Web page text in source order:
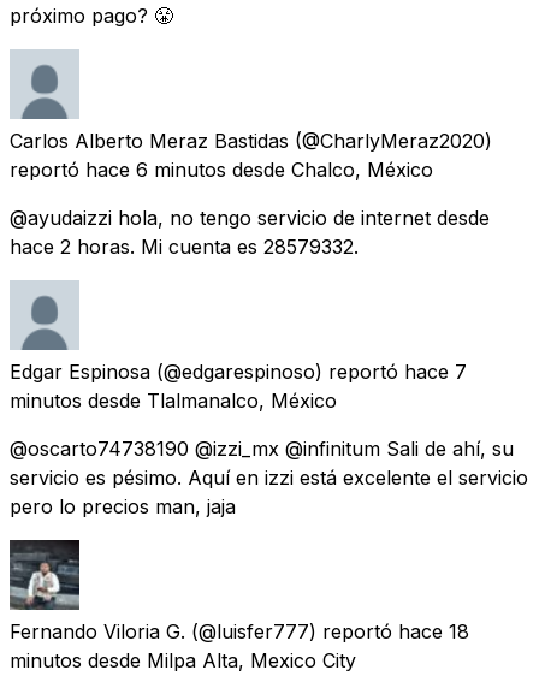
próximo pago? 😤
Carlos Alberto Meraz Bastidas (@CharlyMeraz2020)
reportó hace 6 minutos desde Chalco, México
@ayudaizzi hola, no tengo servicio de internet desde
hace 2 horas. Mi cuenta es 28579332.
Edgar Espinosa (@edgarespinoso) reportó hace 7
minutos desde Tlalmanalco, México
@oscarto74738190 @izzi_mx @infinitum Sali de ahí, su
servicio es pésimo. Aquí en izzi está excelente el servicio
pero lo precios man, jaja
Fernando Viloria G. (@luisfer777) reportó hace 18
minutos desde Milpa Alta, Mexico City